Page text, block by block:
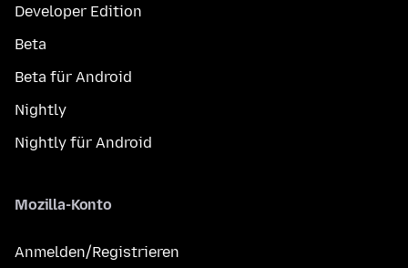
Developer Edition
Beta
Beta für Android
Nightly
Nightly für Android
Mozilla-Konto
Anmelden/Registrieren